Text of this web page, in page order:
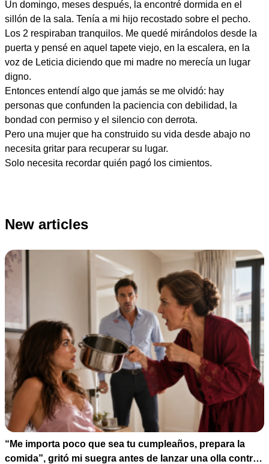
Un domingo, meses después, la encontré dormida en el
sillón de la sala. Tenía a mi hijo recostado sobre el pecho.
Los 2 respiraban tranquilos. Me quedé mirándolos desde la
puerta y pensé en aquel tapete viejo, en la escalera, en la
voz de Leticia diciendo que mi madre no merecía un lugar
digno.
Entonces entendí algo que jamás se me olvidó: hay
personas que confunden la paciencia con debilidad, la
bondad con permiso y el silencio con derrota.
Pero una mujer que ha construido su vida desde abajo no
necesita gritar para recuperar su lugar.
Solo necesita recordar quién pagó los cimientos.
New articles
“Me importa poco que sea tu cumpleaños, prepara la
comida”, gritó mi suegra antes de lanzar una olla contra